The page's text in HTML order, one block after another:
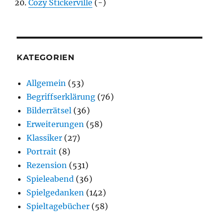
Cozy Stickerville (-)
KATEGORIEN
Allgemein (53)
Begriffserklärung (76)
Bilderrätsel (36)
Erweiterungen (58)
Klassiker (27)
Portrait (8)
Rezension (531)
Spieleabend (36)
Spielgedanken (142)
Spieltagebücher (58)